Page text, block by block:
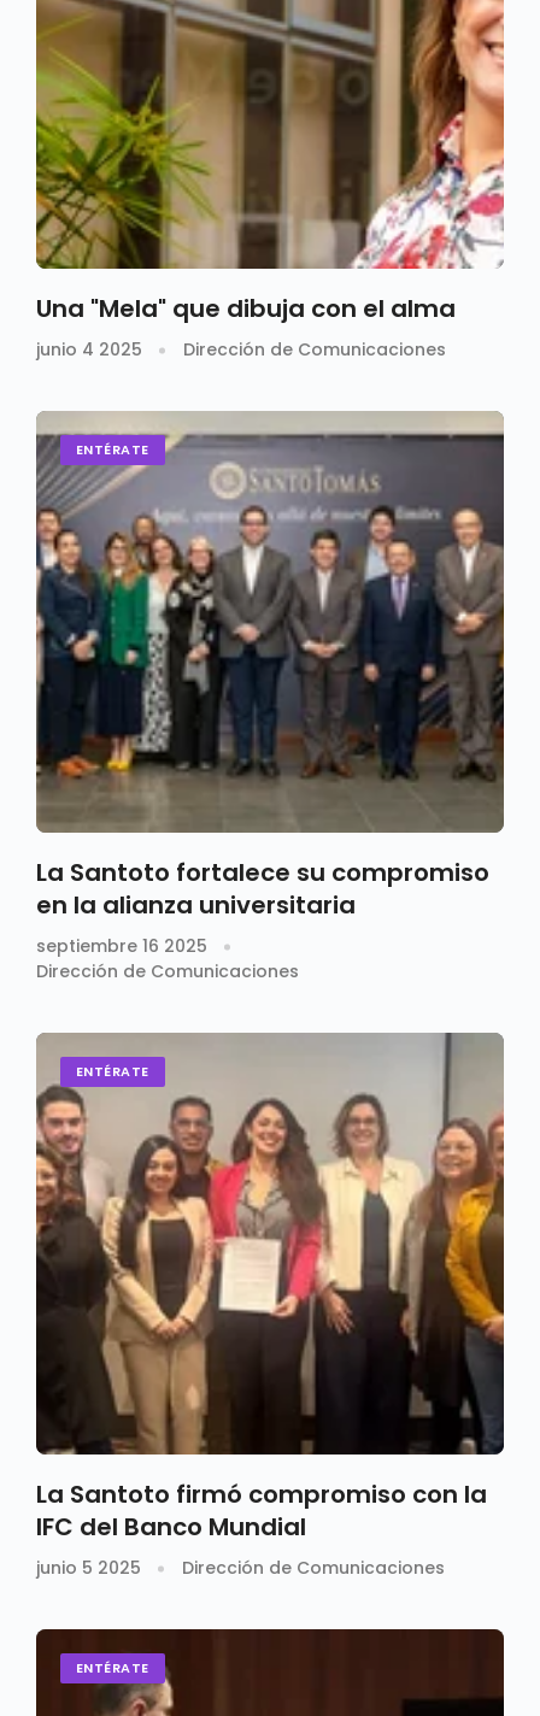
Una "Mela" que dibuja con el alma
junio 4 2025 Dirección de Comunicaciones
ENTÉRATE
La Santoto fortalece su compromiso
en la alianza universitaria
septiembre 16 2025
Dirección de Comunicaciones
ENTÉRATE
La Santoto firmó compromiso con la
IFC del Banco Mundial
junio 5 2025 Dirección de Comunicaciones
ENTÉRATE